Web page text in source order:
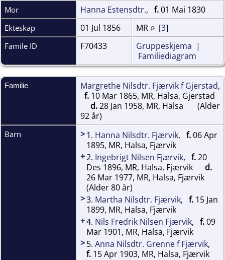
Mor Hanna Estensdtr., f.01 Mai 1830
Ekteskap 01 Jul 1856 MR [3]
Famile ID F70433 Gruppeskjema |
Familiediagram
Familie Margrethe Nilsdtr. Fjærvik f Gjerstad,
f. 10 Mar 1865, MR, Halsa, Gjerstad
d.28 Jan 1958, MR, Halsa
(Alder
92 år)
Barn >1. Hanna Nilsdtr. Fjærvik, f.06 Apr
1895, MR, Halsa, Fjærvik
+2. Ingebrigt Nilsen Fjærvik, f.20
Des 1896, MR, Halsa, Fjærvik
d.
26 Mar 1977, MR, Halsa, Fjærvik
(Alder 80 år)
>3. Martha Nilsdtr. Fjærvik, f. 15 Jan
1899, MR, Halsa, Fjærvik
+4. Nils Fredrik Nilsen Fjærvik, f.09
Mar 1901, MR, Halsa, Fjærvik
>5. Anna Nilsdtr. Grenne f Fjærvik,
f. 15 Apr 1903, MR, Halsa, Fjærvik